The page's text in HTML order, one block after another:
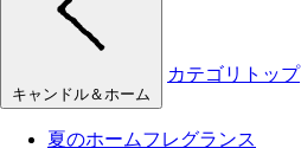
キャンドル＆ホーム
カテゴリトップ
夏のホームフレグランス